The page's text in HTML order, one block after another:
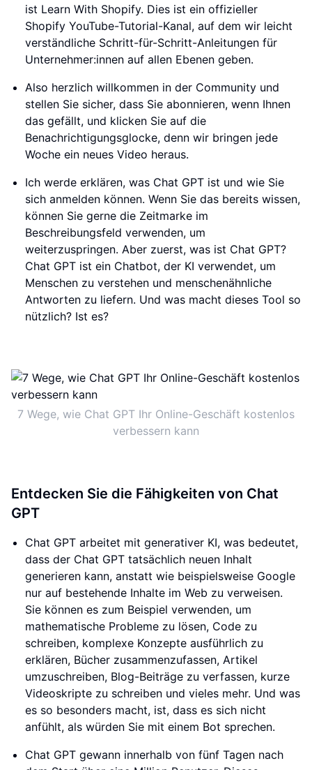
ist Learn With Shopify. Dies ist ein offizieller
Shopify YouTube-Tutorial-Kanal, auf dem wir leicht
verständliche Schritt-für-Schritt-Anleitungen für
Unternehmer:innen auf allen Ebenen geben.
Also herzlich willkommen in der Community und
stellen Sie sicher, dass Sie abonnieren, wenn Ihnen
das gefällt, und klicken Sie auf die
Benachrichtigungsglocke, denn wir bringen jede
Woche ein neues Video heraus.
Ich werde erklären, was Chat GPT ist und wie Sie
sich anmelden können. Wenn Sie das bereits wissen,
können Sie gerne die Zeitmarke im
Beschreibungsfeld verwenden, um
weiterzuspringen. Aber zuerst, was ist Chat GPT?
Chat GPT ist ein Chatbot, der KI verwendet, um
Menschen zu verstehen und menschenähnliche
Antworten zu liefern. Und was macht dieses Tool so
nützlich? Ist es?
7 Wege, wie Chat GPT Ihr Online-Geschäft kostenlos
verbessern kann
Entdecken Sie die Fähigkeiten von Chat
GPT
Chat GPT arbeitet mit generativer KI, was bedeutet,
dass der Chat GPT tatsächlich neuen Inhalt
generieren kann, anstatt wie beispielsweise Google
nur auf bestehende Inhalte im Web zu verweisen.
Sie können es zum Beispiel verwenden, um
mathematische Probleme zu lösen, Code zu
schreiben, komplexe Konzepte ausführlich zu
erklären, Bücher zusammenzufassen, Artikel
umzuschreiben, Blog-Beiträge zu verfassen, kurze
Videoskripte zu schreiben und vieles mehr. Und was
es so besonders macht, ist, dass es sich nicht
anfühlt, als würden Sie mit einem Bot sprechen.
Chat GPT gewann innerhalb von fünf Tagen nach